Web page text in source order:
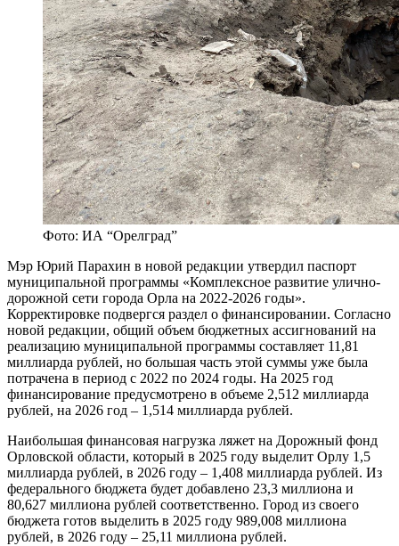
Фото: ИА “Орелград”
Мэр Юрий Парахин в новой редакции утвердил паспорт
муниципальной программы «Комплексное развитие улично-
дорожной сети города Орла на 2022-2026 годы».
Корректировке подвергся раздел о финансировании. Согласно
новой редакции, общий объем бюджетных ассигнований на
реализацию муниципальной программы составляет 11,81
миллиарда рублей, но большая часть этой суммы уже была
потрачена в период с 2022 по 2024 годы. На 2025 год
финансирование предусмотрено в объеме 2,512 миллиарда
рублей, на 2026 год – 1,514 миллиарда рублей.
Наибольшая финансовая нагрузка ляжет на Дорожный фонд
Орловской области, который в 2025 году выделит Орлу 1,5
миллиарда рублей, в 2026 году – 1,408 миллиарда рублей. Из
федерального бюджета будет добавлено 23,3 миллиона и
80,627 миллиона рублей соответственно. Город из своего
бюджета готов выделить в 2025 году 989,008 миллиона
рублей, в 2026 году – 25,11 миллиона рублей.